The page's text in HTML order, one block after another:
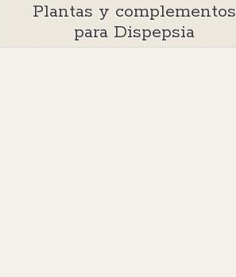
Plantas y complementos
para Dispepsia